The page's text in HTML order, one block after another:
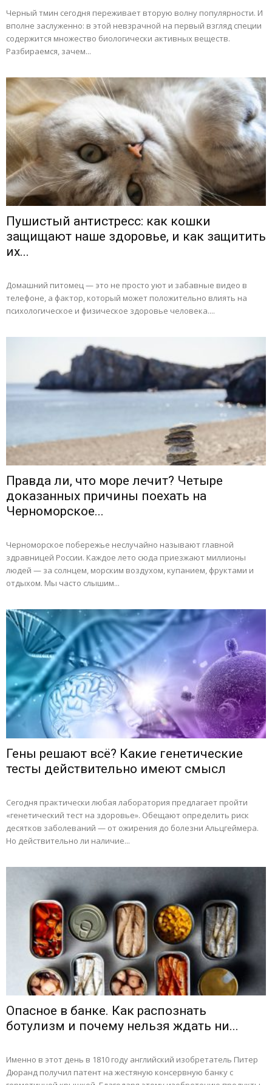
Черный тмин сегодня переживает вторую волну популярности. И
вполне заслуженно: в этой невзрачной на первый взгляд специи
содержится множество биологически активных веществ.
Разбираемся, зачем...
Пушистый антистресс: как кошки
защищают наше здоровье, и как защитить
их...
Домашний питомец — это не просто уют и забавные видео в
телефоне, а фактор, который может положительно влиять на
психологическое и физическое здоровье человека....
Правда ли, что море лечит? Четыре
доказанных причины поехать на
Черноморское...
Черноморское побережье неслучайно называют главной
здравницей России. Каждое лето сюда приезжают миллионы
людей — за солнцем, морским воздухом, купанием, фруктами и
отдыхом. Мы часто слышим...
Гены решают всё? Какие генетические
тесты действительно имеют смысл
Сегодня практически любая лаборатория предлагает пройти
«генетический тест на здоровье». Обещают определить риск
десятков заболеваний — от ожирения до болезни Альцгеймера.
Но действительно ли наличие...
Опасное в банке. Как распознать
ботулизм и почему нельзя ждать ни...
Именно в этот день в 1810 году английский изобретатель Питер
Дюранд получил патент на жестяную консервную банку с